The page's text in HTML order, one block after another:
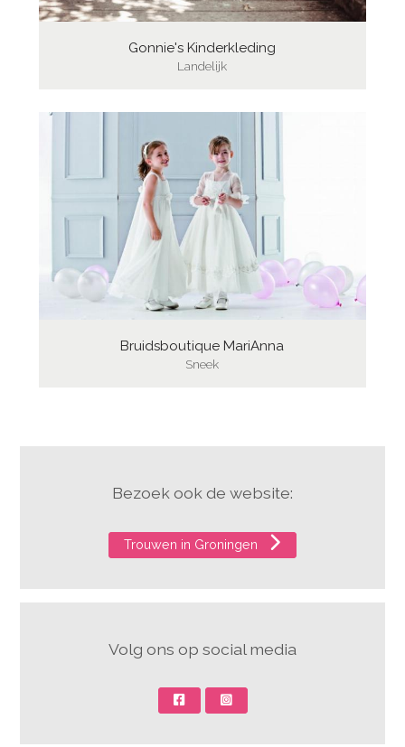
Gonnie's Kinderkleding
Landelijk
Bruidsboutique MariAnna
Sneek
Bezoek ook de website:
Trouwen in Groningen
Volg ons op social media